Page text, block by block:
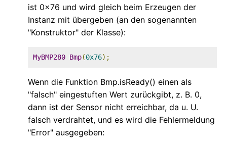
ist 0x76 und wird gleich beim Erzeugen der
Instanz mit übergeben (an den sogenannten
"Konstruktor" der Klasse):
MyBMP280 Bmp(0x76);
Wenn die Funktion Bmp.isReady() einen als
"falsch" eingestuften Wert zurückgibt, z. B. 0,
dann ist der Sensor nicht erreichbar, da u. U.
falsch verdrahtet, und es wird die Fehlermeldung
"Error" ausgegeben: